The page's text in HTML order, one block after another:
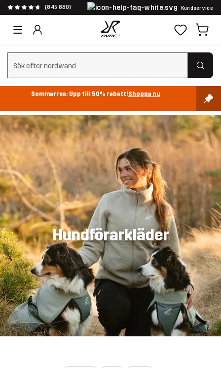
(845 880) Kundservice
Rensa sök
Sommarrea: Upp till 50% rabatt!Shoppa nu
Hundförarkläder